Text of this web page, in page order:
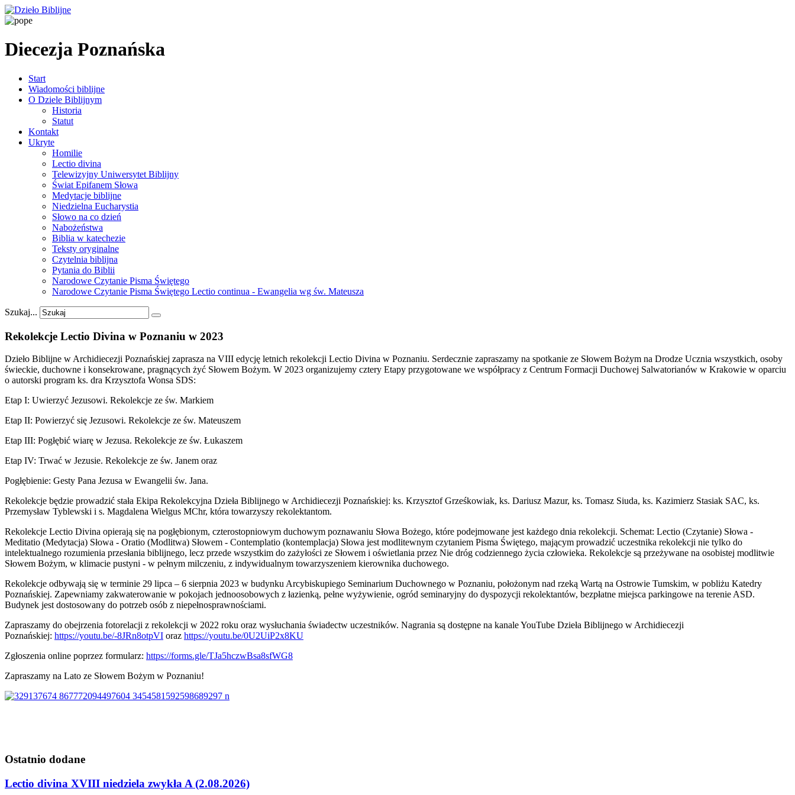
Diecezja Poznańska
Start
Wiadomości biblijne
O Dziele Biblijnym
Historia
Statut
Kontakt
Ukryte
Homilie
Lectio divina
Telewizyjny Uniwersytet Biblijny
Świat Epifanem Słowa
Medytacje biblijne
Niedzielna Eucharystia
Słowo na co dzień
Nabożeństwa
Biblia w katechezie
Teksty oryginalne
Czytelnia biblijna
Pytania do Biblii
Narodowe Czytanie Pisma Świętego
Narodowe Czytanie Pisma Świętego Lectio continua - Ewangelia wg św. Mateusza
Szukaj...
Rekolekcje Lectio Divina w Poznaniu w 2023
Dzieło Biblijne w Archidiecezji Poznańskiej zaprasza na VIII edycję letnich rekolekcji Lectio Divina w Poznaniu. Serdecznie zapraszamy na spotkanie ze Słowem Bożym na Drodze Ucznia wszystkich, osoby
świeckie, duchowne i konsekrowane, pragnących żyć Słowem Bożym. W 2023 organizujemy cztery Etapy przygotowane we współpracy z Centrum Formacji Duchowej Salwatorianów w Krakowie w oparciu
o autorski program ks. dra Krzysztofa Wonsa SDS:
Etap I: Uwierzyć Jezusowi. Rekolekcje ze św. Markiem
Etap II: Powierzyć się Jezusowi. Rekolekcje ze św. Mateuszem
Etap III: Pogłębić wiarę w Jezusa. Rekolekcje ze św. Łukaszem
Etap IV: Trwać w Jezusie. Rekolekcje ze św. Janem oraz
Pogłębienie: Gesty Pana Jezusa w Ewangelii św. Jana.
Rekolekcje będzie prowadzić stała Ekipa Rekolekcyjna Dzieła Biblijnego w Archidiecezji Poznańskiej: ks. Krzysztof Grześkowiak, ks. Dariusz Mazur, ks. Tomasz Siuda, ks. Kazimierz Stasiak SAC, ks.
Przemysław Tyblewski i s. Magdalena Wielgus MChr, która towarzyszy rekolektantom.
Rekolekcje Lectio Divina opierają się na pogłębionym, czterostopniowym duchowym poznawaniu Słowa Bożego, które podejmowane jest każdego dnia rekolekcji. Schemat: Lectio (Czytanie) Słowa -
Meditatio (Medytacja) Słowa - Oratio (Modlitwa) Słowem - Contemplatio (kontemplacja) Słowa jest modlitewnym czytaniem Pisma Świętego, mającym prowadzić uczestnika rekolekcji nie tylko do
intelektualnego rozumienia przesłania biblijnego, lecz przede wszystkim do zażyłości ze Słowem i oświetlania przez Nie dróg codziennego życia człowieka. Rekolekcje są przeżywane na osobistej modlitwie
Słowem Bożym, w klimacie pustyni - w pełnym milczeniu, z indywidualnym towarzyszeniem kierownika duchowego.
Rekolekcje odbywają się w terminie 29 lipca – 6 sierpnia 2023 w budynku Arcybiskupiego Seminarium Duchownego w Poznaniu, położonym nad rzeką Wartą na Ostrowie Tumskim, w pobliżu Katedry
Poznańskiej. Zapewniamy zakwaterowanie w pokojach jednoosobowych z łazienką, pełne wyżywienie, ogród seminaryjny do dyspozycji rekolektantów, bezpłatne miejsca parkingowe na terenie ASD.
Budynek jest dostosowany do potrzeb osób z niepełnosprawnościami.
Zapraszamy do obejrzenia fotorelacji z rekolekcji w 2022 roku oraz wysłuchania świadectw uczestników. Nagrania są dostępne na kanale YouTube Dzieła Biblijnego w Archidiecezji
Poznańskiej: https://youtu.be/-8JRn8otpVI oraz https://youtu.be/0U2UiP2x8KU
Zgłoszenia online poprzez formularz: https://forms.gle/TJa5hczwBsa8sfWG8
Zapraszamy na Lato ze Słowem Bożym w Poznaniu!
Ostatnio dodane
Lectio divina XVIII niedziela zwykła A (2.08.2026)